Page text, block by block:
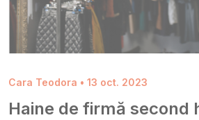
Cara Teodora • 13 oct. 2023
Haine de firmă second